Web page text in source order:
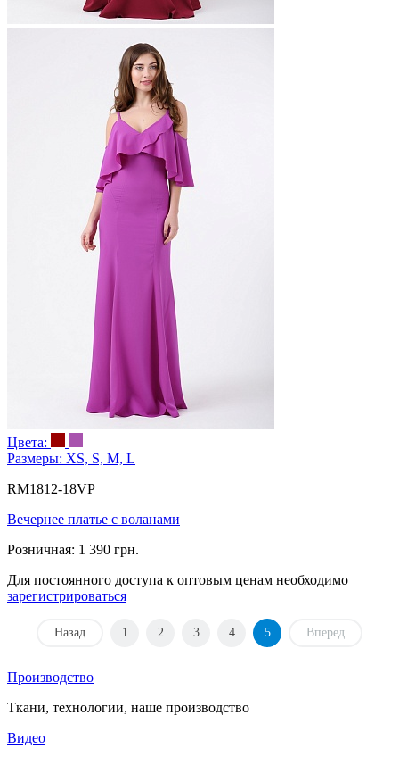
Цвета:
Размеры: XS, S, M, L
RM1812-18VP
Вечернее платье с воланами
Розничная: 1 390 грн.
Для постоянного доступа к оптовым ценам необходимо
зарегистрироваться
Назад 1 2 3 4 5 Вперед
Производство
Ткани, технологии, наше производство
Видео